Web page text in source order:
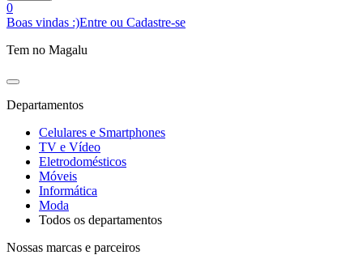
0
Boas vindas :)Entre ou Cadastre-se
Tem no Magalu
Departamentos
Celulares e Smartphones
TV e Vídeo
Eletrodomésticos
Móveis
Informática
Moda
Todos os departamentos
Nossas marcas e parceiros